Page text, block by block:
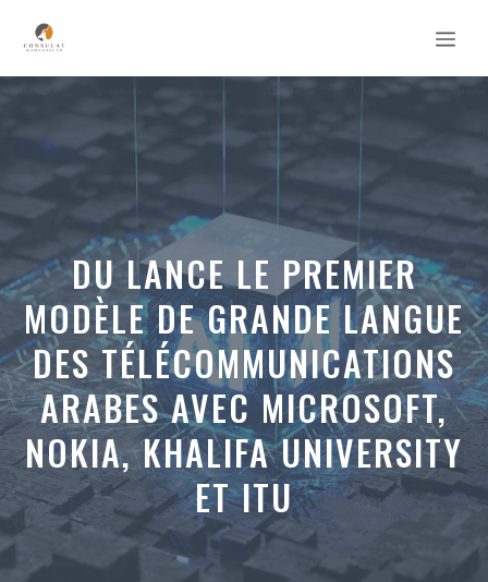
contenu
DU LANCE LE PREMIER
MODÈLE DE GRANDE LANGUE
DES TÉLÉCOMMUNICATIONS
ARABES AVEC MICROSOFT,
NOKIA, KHALIFA UNIVERSITY
ET ITU